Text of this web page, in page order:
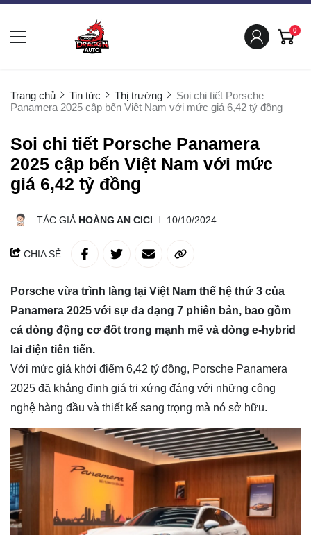
0
Trang chủ Tin tức Thị trường
Soi chi tiết Porsche
Panamera 2025 cập bến Việt Nam với mức giá 6,42 tỷ đồng
Soi chi tiết Porsche Panamera
2025 cập bến Việt Nam với mức
giá 6,42 tỷ đồng
TÁC GIẢ HOÀNG AN CICI 10/10/2024
CHIA SẺ:
Porsche vừa trình làng tại Việt Nam thế hệ thứ 3 của
Panamera 2025 với sự đa dạng 7 phiên bản, bao gồm
cả dòng động cơ đốt trong mạnh mẽ và dòng e-hybrid
lai điện tiên tiến.
Với mức giá khởi điểm 6,42 tỷ đồng, Porsche Panamera
2025 đã khẳng định giá trị xứng đáng với những công
nghệ hàng đầu và thiết kế sang trọng mà nó sở hữu.